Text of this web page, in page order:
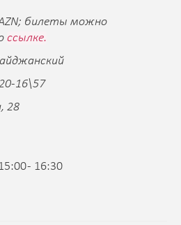
билеты можно
ссылке.
16\57
28
- 16:30